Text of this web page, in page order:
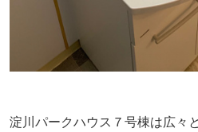
淀川パークハウス７号棟は広々